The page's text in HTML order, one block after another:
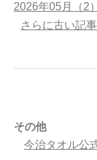
2026年05月（2）
さらに古い記事
その他
今治タオル公